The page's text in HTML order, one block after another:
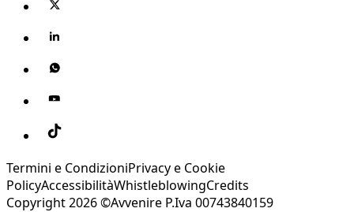
Termini e CondizioniPrivacy e Cookie
PolicyAccessibilitàWhistleblowingCredits
Copyright 2026 ©Avvenire P.Iva 00743840159